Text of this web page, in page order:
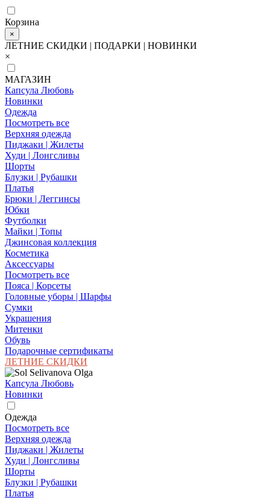
Корзина
×
ЛЕТНИЕ СКИДКИ | ПОДАРКИ | НОВИНКИ
×
МАГАЗИН
Капсула Любовь
Новинки
Одежда
Посмотреть все
Верхняя одежда
Пиджаки | Жилеты
Худи | Лонгсливы
Шорты
Блузки | Рубашки
Платья
Брюки | Леггинсы
Юбки
Футболки
Майки | Топы
Джинсовая коллекция
Косметика
Аксессуары
Посмотреть все
Пояса | Корсеты
Головные уборы | Шарфы
Сумки
Украшения
Митенки
Обувь
Подарочные сертификаты
ЛЕТНИЕ СКИДКИ
Капсула Любовь
Новинки
Одежда
Посмотреть все
Верхняя одежда
Пиджаки | Жилеты
Худи | Лонгсливы
Шорты
Блузки | Рубашки
Платья